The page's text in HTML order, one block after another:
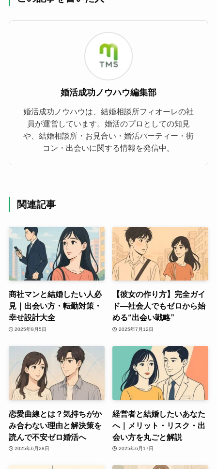
婚活成功ノウハウ編集部
婚活成功ノウハウは、結婚相談所フィオーレの社
員が運営しています。婚活のプロとしての知見
や、結婚相談所・お見合い・婚活パーティー・街
コン・出会いに関する情報を発信中。
関連記事
商社マンと結婚したい人必
見｜出会い方・転勤対策・
幸せ設計大全
2025年8月5日
【彼女の作り方】完全ガイ
ド―社会人でもゼロから始
める“出会い戦略”
2025年7月12日
恋愛曲線とは？気持ちがか
み合わない理由と解決策を
読んで不安ゼロ婚活へ
2025年6月28日
経営者と結婚したいあなた
へ｜メリット・リスク・出
会い方を丸ごと解説
2025年6月17日